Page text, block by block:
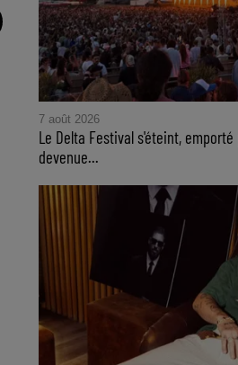
7 août 2026
Le Delta Festival s'éteint,
devenue...